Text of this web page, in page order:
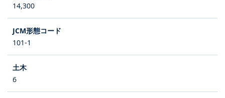
14,300
101-1
6